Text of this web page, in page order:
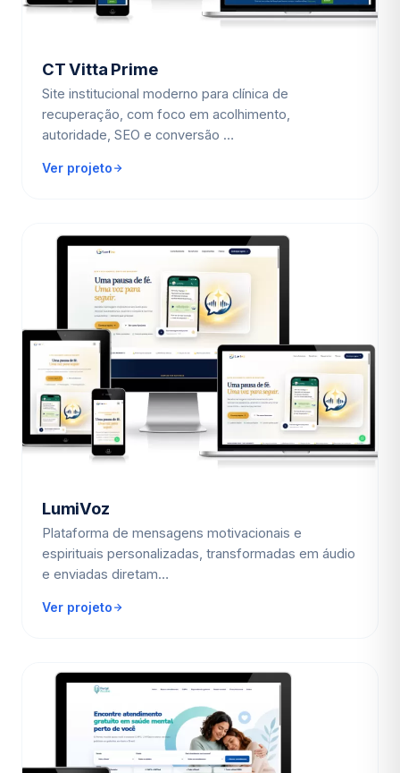
CT Vitta Prime
Site institucional moderno para clínica de
recuperação, com foco em acolhimento,
autoridade, SEO e conversão …
Ver projeto
LumiVoz
Plataforma de mensagens motivacionais e
espirituais personalizadas, transformadas em áudio
e enviadas diretam…
Ver projeto